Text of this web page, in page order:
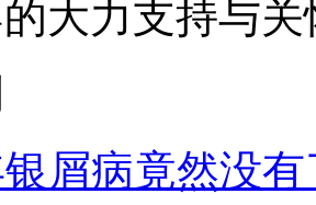
大力支持与
屑病竟然没